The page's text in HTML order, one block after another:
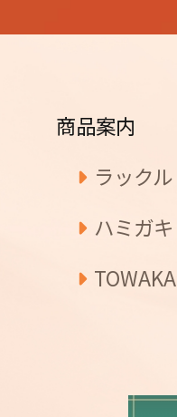
商品案内
ラックル
ハミガキ
TOWAKA